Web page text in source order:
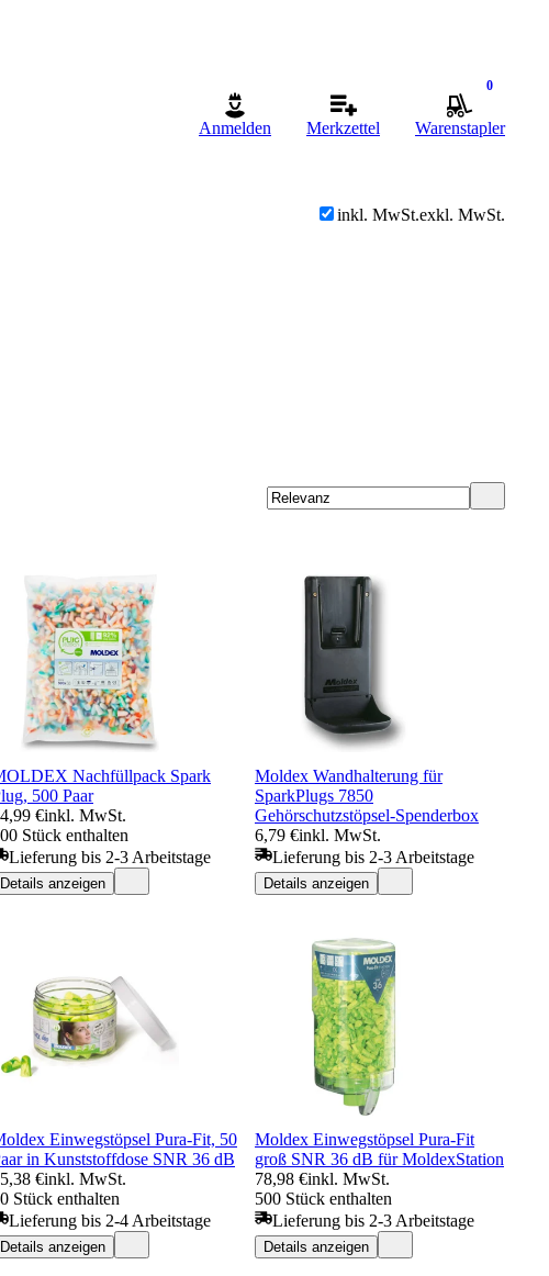
Anmelden Merkzettel
0
Warenstapler
inkl. MwSt.exkl. MwSt.
Nachfüllpack Spark
500 Paar
€inkl. MwSt.
Stück enthalten
Lieferung bis 2-3 Arbeitstage
Details anzeigen
Moldex Wandhalterung für
SparkPlugs 7850
Gehörschutzstöpsel-Spenderbox
6,79 €inkl. MwSt.
Lieferung bis 2-3 Arbeitstage
Details anzeigen
Einwegstöpsel Pura-Fit, 50
in Kunststoffdose SNR 36 dB
€inkl. MwSt.
Stück enthalten
Lieferung bis 2-4 Arbeitstage
Details anzeigen
Moldex Einwegstöpsel Pura-Fit
groß SNR 36 dB für MoldexStation
78,98 €inkl. MwSt.
500 Stück enthalten
Lieferung bis 2-3 Arbeitstage
Details anzeigen